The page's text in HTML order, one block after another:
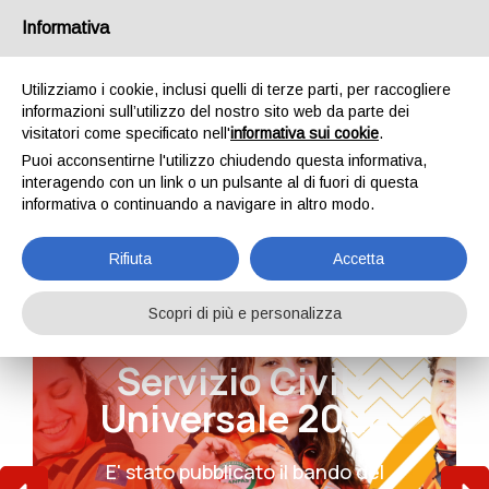
Dal 1984, al fianco
di chi ha bisogno
Siamo volontari, professionisti e
Servizio Civile
Universale 2026
E' stato pubblicato il bando del
Dal 1984, al fianco
di chi ha bisogno
Siamo volontari, professionisti e
Servizio Civile
Universale 2026
E' stato pubblicato il bando del
Informativa
Utilizziamo i cookie, inclusi quelli di terze parti, per raccogliere
informazioni sull’utilizzo del nostro sito web da parte dei
visitatori come specificato nell'informativa sui cookie.
Puoi acconsentirne l'utilizzo chiudendo questa informativa,
interagendo con un link o un pulsante al di fuori di questa
informativa o continuando a navigare in altro modo.
Rifiuta Accetta
Scopri di più e personalizza